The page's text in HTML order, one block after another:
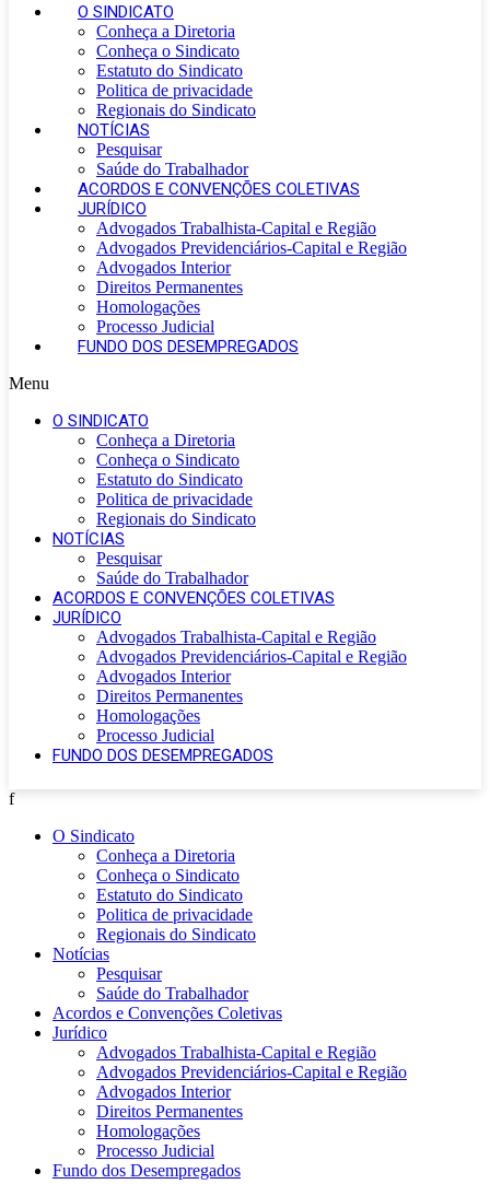
O SINDICATO
Conheça a Diretoria
Conheça o Sindicato
Estatuto do Sindicato
Politica de privacidade
Regionais do Sindicato
NOTÍCIAS
Pesquisar
Saúde do Trabalhador
ACORDOS E CONVENÇÕES COLETIVAS
JURÍDICO
Advogados Trabalhista-Capital e Região
Advogados Previdenciários-Capital e Região
Advogados Interior
Direitos Permanentes
Homologações
Processo Judicial
FUNDO DOS DESEMPREGADOS
Menu
O SINDICATO
Conheça a Diretoria
Conheça o Sindicato
Estatuto do Sindicato
Politica de privacidade
Regionais do Sindicato
NOTÍCIAS
Pesquisar
Saúde do Trabalhador
ACORDOS E CONVENÇÕES COLETIVAS
JURÍDICO
Advogados Trabalhista-Capital e Região
Advogados Previdenciários-Capital e Região
Advogados Interior
Direitos Permanentes
Homologações
Processo Judicial
FUNDO DOS DESEMPREGADOS
f
O Sindicato
Conheça a Diretoria
Conheça o Sindicato
Estatuto do Sindicato
Politica de privacidade
Regionais do Sindicato
Notícias
Pesquisar
Saúde do Trabalhador
Acordos e Convenções Coletivas
Jurídico
Advogados Trabalhista-Capital e Região
Advogados Previdenciários-Capital e Região
Advogados Interior
Direitos Permanentes
Homologações
Processo Judicial
Fundo dos Desempregados